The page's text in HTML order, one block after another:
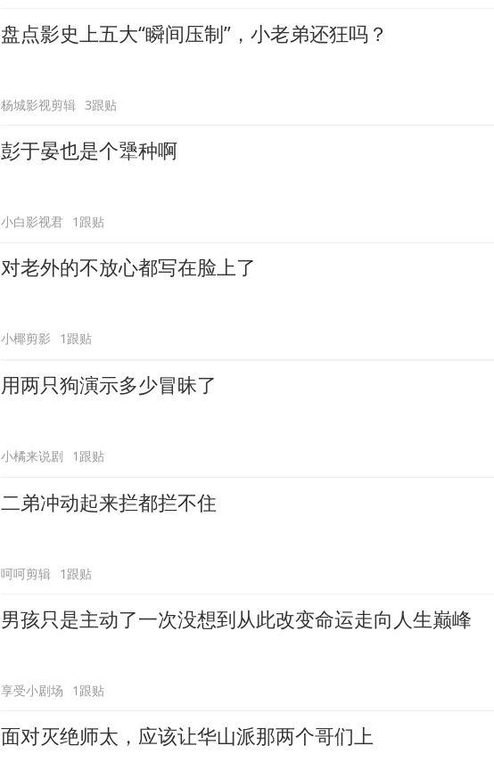
盘点影史上五大“瞬间压制”，小老弟还狂吗？
杨城影视剪辑 3跟贴
彭于晏也是个犟种啊
小白影视君 1跟贴
对老外的不放心都写在脸上了
小椰剪影 1跟贴
用两只狗演示多少冒昧了
小橘来说剧 1跟贴
二弟冲动起来拦都拦不住
呵呵剪辑 1跟贴
男孩只是主动了一次没想到从此改变命运走向人生巅峰
享受小剧场 1跟贴
面对灭绝师太，应该让华山派那两个哥们上